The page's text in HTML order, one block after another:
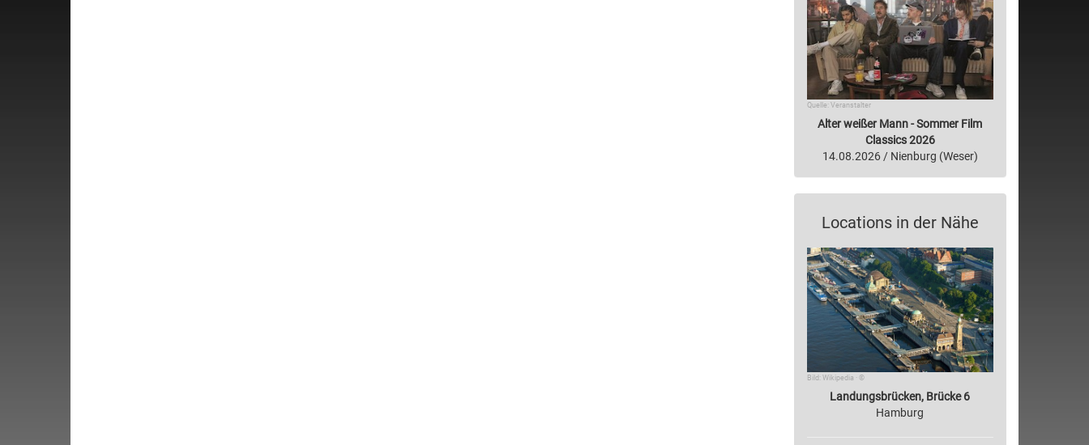
Quelle: Veranstalter
Alter weißer Mann - Sommer Film
Classics 2026
14.08.2026 / Nienburg (Weser)
Locations in der Nähe
Bild: Wikipedia · ©
Landungsbrücken, Brücke 6
Hamburg